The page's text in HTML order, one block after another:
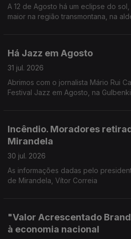
A 12 de Agosto há um eclipse do
maior na região transmontana, na
Há Jazz em Agosto
31 jul. 2026
Abrimos com o jornalista Mário Rui
Festival Jazz em Agosto, na
Incêndio. Moradores
Mirandela
30 jul. 2026
As informações dadas pelo
de Mirandela, Vítor Correia
"Valor Acrescentado
à economia nacional